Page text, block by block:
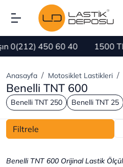
450 60 40 1500 TL
Anasayfa Motosiklet Lastikleri
Benelli TNT 600
Benelli TNT 250 Benelli TNT 25
Filtrele
Benelli TNT 600 Orijinal Lastik